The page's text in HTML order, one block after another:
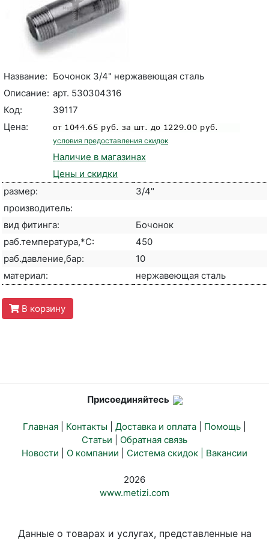
Название: Бочонок 3/4" нержавеющая сталь
Описание: арт. 530304316
Код:
39117
Цена:
условия предоставления скидок
Наличие в магазинах
Цены и скидки
размер:
3/4"
производитель:
вид фитинга:
Бочонок
раб.температура,*С:
450
раб.давление,бар:
10
материал:
нержавеющая сталь
В корзину
Присоединяйтесь
Главная Контакты Доставка и оплата Помощь
Статьи
Обратная связь
Новости
О компании Система скидок | Вакансии
2026
www.metizi.com
Данные о товарах и услугах, представленные на